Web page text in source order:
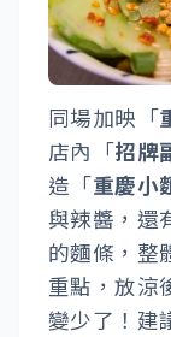
同場加映「
店內「招牌
造「重慶小
與辣醬，還
的麵條，整
重點，放涼
變少了！建